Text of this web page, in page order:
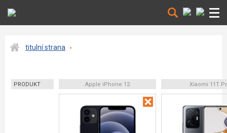
titulní strana
PRODUKT Apple iPhone 12 Xiaomi 11T